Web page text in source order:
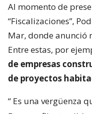
Al momento de
“Fiscalizaciones”,
Mar, donde anunció
Entre estas, por
de empresas
de proyectos
“ Es una vergüenza